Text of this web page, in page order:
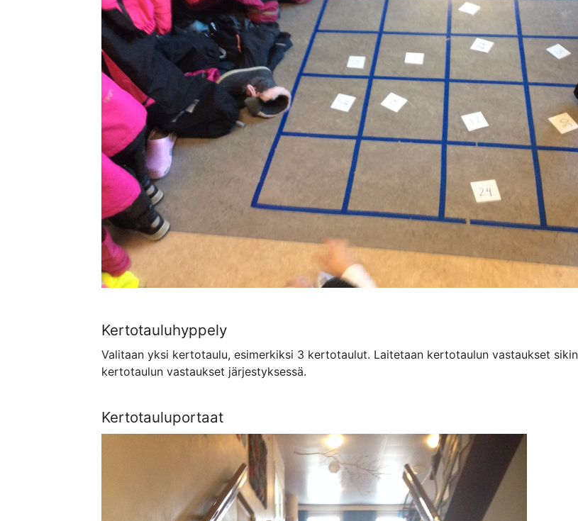
Kertotauluhyppely
Valitaan yksi kertotaulu, esimerkiksi 3 kertotaulut. Laitetaan kertotaulun vastaukset
kertotaulun vastaukset järjestyksessä.
Kertotauluportaat